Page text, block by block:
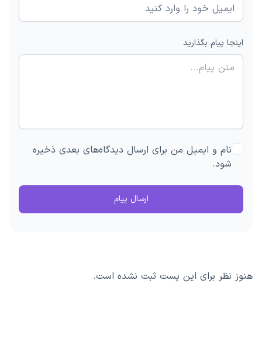
اینجا پیام بگذارید
نام و ایمیل من برای ارسال دیدگاه‌های بعدی ذخیره
شود.
ارسال پیام
هنوز نظر برای این پست ثبت نشده است.